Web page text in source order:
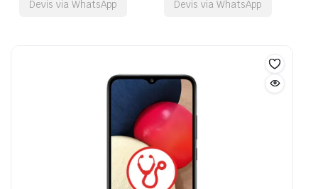
Devis via WhatsApp Devis via WhatsApp